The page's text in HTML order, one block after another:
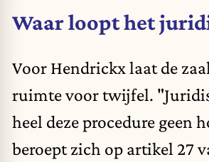
Waar loopt het
Voor Hendrickx laat de
ruimte voor twijfel.
heel deze procedure geen
beroept zich op artikel 27